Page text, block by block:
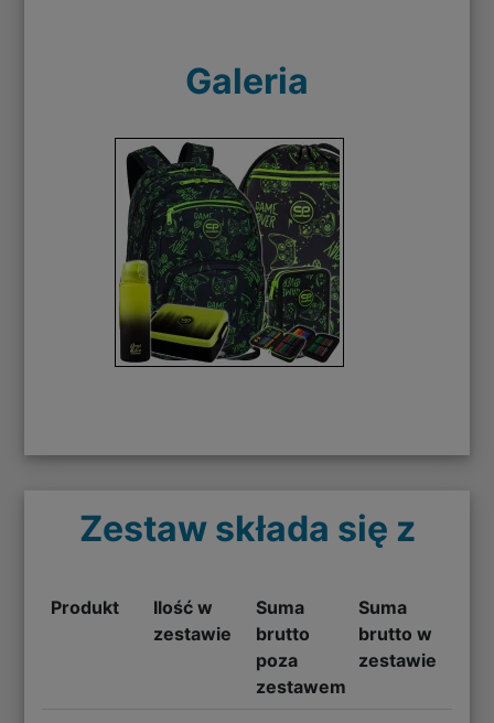
Galeria
Zestaw składa się z
Produkt
Ilość w
zestawie
Suma
brutto
poza
zestawem
Suma
brutto w
zestawie